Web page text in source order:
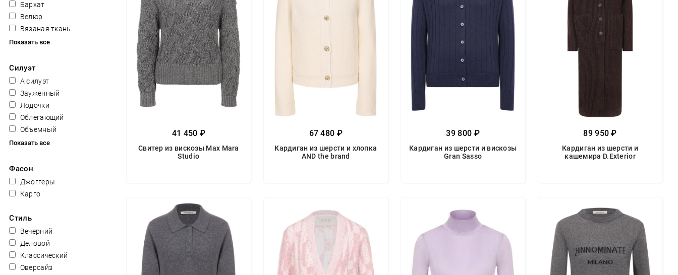
Бархат
Велюр
Вязаная ткань
Показать все
Силуэт
А силуэт
Зауженный
Лодочки
Облегающий
Объемный
Показать все
Фасон
Джоггеры
Карго
Стиль
Вечерний
Деловой
Классический
Оверсайз
41 450 ₽
Свитер из вискозы Max Mara
Studio
67 480 ₽
Кардиган из шерсти и хлопка
AND the brand
39 800 ₽
Кардиган из шерсти и вискозы
Gran Sasso
89 950 ₽
Кардиган из шерсти и
кашемира D.Exterior